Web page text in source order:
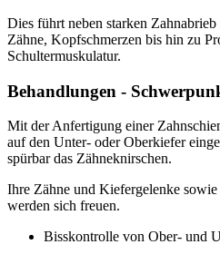
Dies führt neben starken
Zähne, Kopfschmerzen bis hin zu
Schultermuskulatur.
Behandlungen -
Mit der Anfertigung einer
auf den Unter- oder Oberkiefer
spürbar das Zähneknirschen.
Ihre Zähne und Kiefergelenke
werden sich freuen.
Bisskontrolle von Ober- und